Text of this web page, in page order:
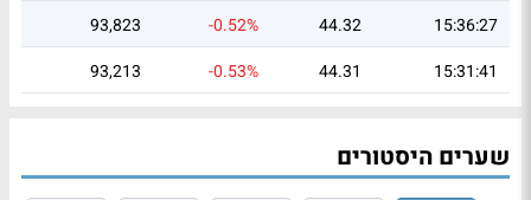
15:36:27
44.32
-0.52%
93,823
15:31:41
44.31
-0.53%
93,213
שערים היסטורים